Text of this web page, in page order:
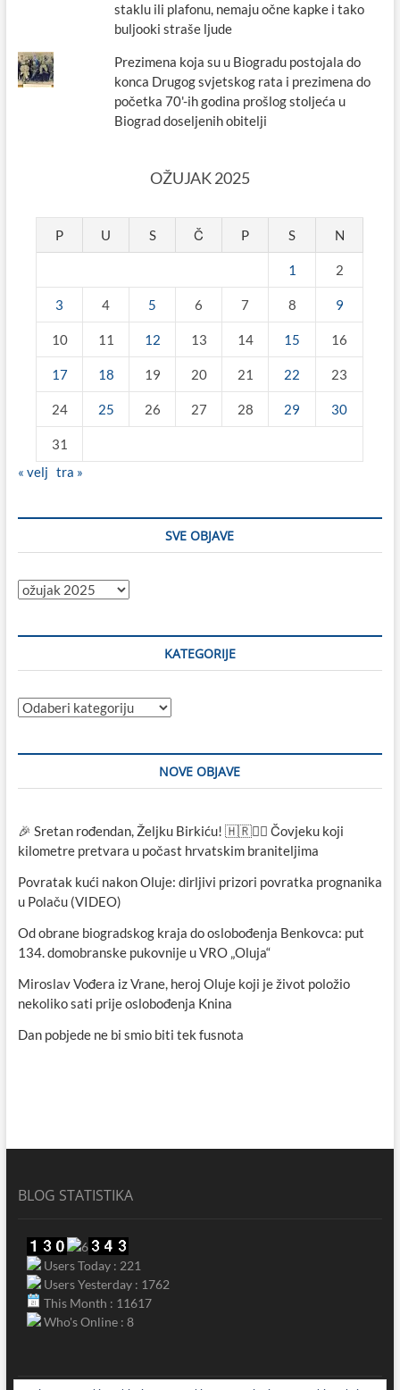
staklu ili plafonu, nemaju očne kapke i tako
buljooki straše ljude
Prezimena koja su u Biogradu postojala do
konca Drugog svjetskog rata i prezimena do
početka 70'-ih godina prošlog stoljeća u
Biograd doseljenih obitelji
OŽUJAK 2025
P U S Č P S N
1 2
3 4 5 6 7 8 9
10 11 12 13 14 15 16
17 18 19 20 21 22 23
24 25 26 27 28 29 30
31
« velj tra »
SVE OBJAVE
Sve
KATEGORIJE
Kategorije
NOVE OBJAVE
🎉 Sretan rođendan, Željku Birkiću! 🇭🇷🏃‍♂️ Čovjeku koji
kilometre pretvara u počast hrvatskim braniteljima
Povratak kući nakon Oluje: dirljivi prizori povratka prognanika
u Polaču (VIDEO)
Od obrane biogradskog kraja do oslobođenja Benkovca: put
134. domobranske pukovnije u VRO „Oluja“
Miroslav Vođera iz Vrane, heroj Oluje koji je život položio
nekoliko sati prije oslobođenja Knina
Dan pobjede ne bi smio biti tek fusnota
BLOG STATISTIKA
Users Today : 221
Users Yesterday : 1762
This Month : 11617
Who's Online : 8